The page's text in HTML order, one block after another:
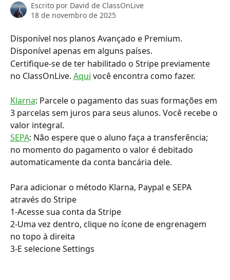
Escrito por David de ClassOnLive
18 de novembro de 2025
Disponível nos planos Avançado e Premium.
Disponível apenas em alguns países.
Certifique-se de ter habilitado o Stripe previamente
no ClassOnLive. Aqui você encontra como fazer.
Klarna: Parcele o pagamento das suas formações em
3 parcelas sem juros para seus alunos. Você recebe o
valor integral.
SEPA: Não espere que o aluno faça a transferência;
no momento do pagamento o valor é debitado
automaticamente da conta bancária dele.
Para adicionar o método Klarna, Paypal e SEPA
através do Stripe
1-Acesse sua conta da Stripe
2-Uma vez dentro, clique no ícone de engrenagem
no topo à direita
3-E selecione Settings